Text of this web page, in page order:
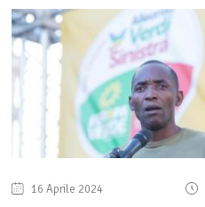
16 Aprile 2024